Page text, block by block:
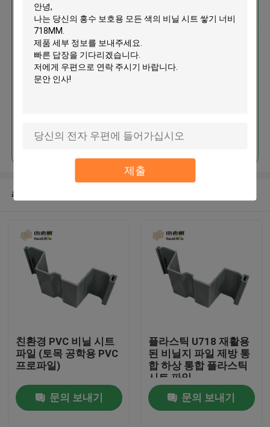
제출
홍수 보호용 모든 색의 비닐 시트
쌓기 너비 718MM
계속하다
추천된 제품
친환경 PVC 비닐 시트
파일 (토목 공학용 PVC
프로파일)
문의 보내기
플라스틱 U718 재활용
된 비닐지 파일 제방 통
합 하상 통합 플라스틱
시트 파일
문의 보내기